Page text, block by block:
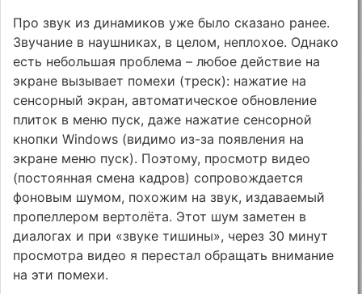
Про звук из динамиков уже было сказано ранее.
Звучание в наушниках, в целом, неплохое. Однако
есть небольшая проблема – любое действие на
экране вызывает помехи (треск): нажатие на
сенсорный экран, автоматическое обновление
плиток в меню пуск, даже нажатие сенсорной
кнопки Windows (видимо из-за появления на
экране меню пуск). Поэтому, просмотр видео
(постоянная смена кадров) сопровождается
фоновым шумом, похожим на звук, издаваемый
пропеллером вертолёта. Этот шум заметен в
диалогах и при «звуке тишины», через 30 минут
просмотра видео я перестал обращать внимание
на эти помехи.